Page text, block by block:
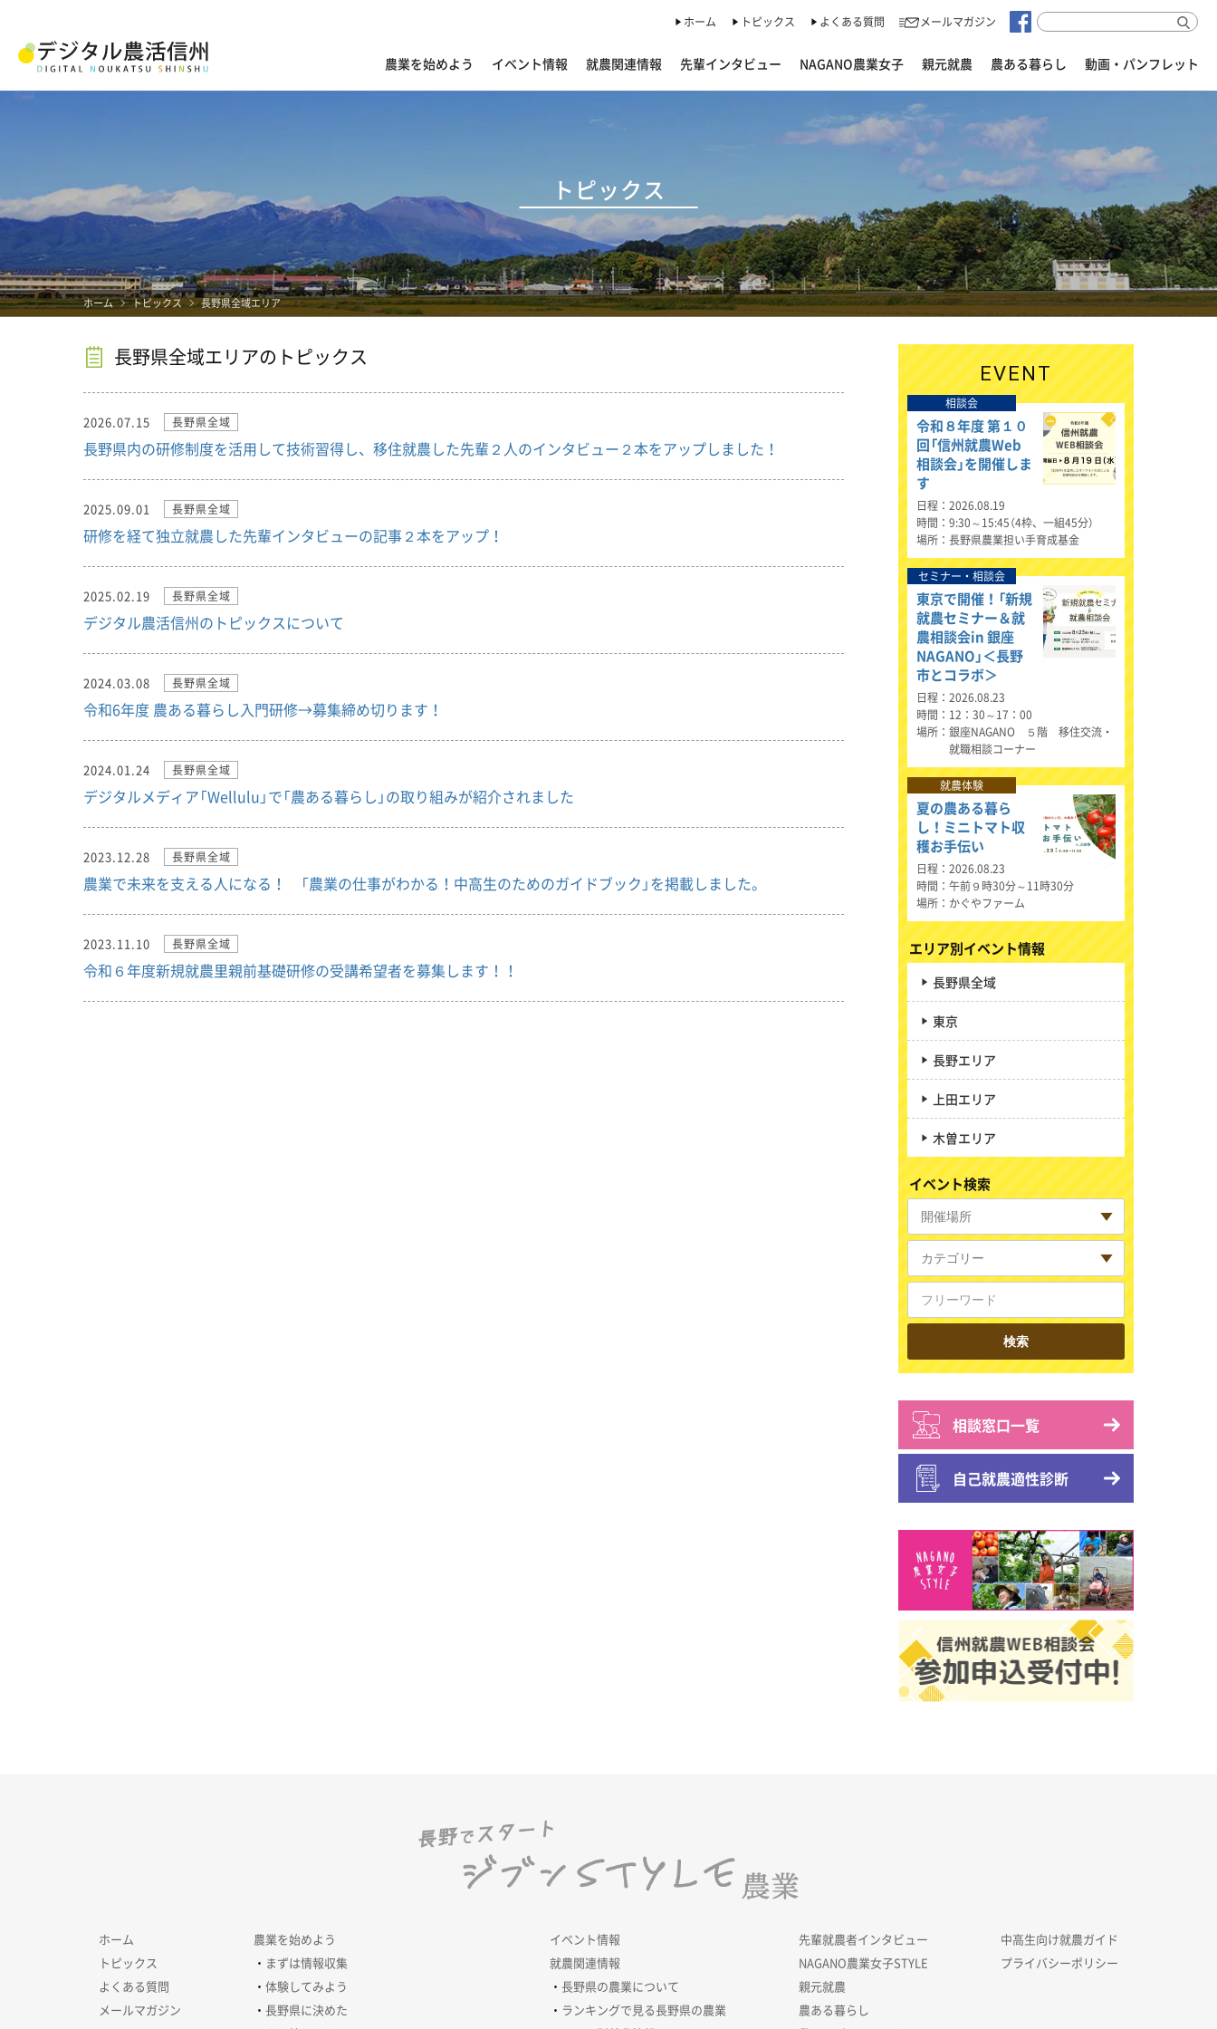
ホーム トピックス よくある質問 メールマガジン
農業を始めよう イベント情報 就農関連情報 先輩インタビュー NAGANO農業女子 親元就農 農ある暮らし 動画・パンフレット
トピックス
ホーム トピックス 長野県全域エリア
長野県全域エリアのトピックス
2026.07.15 長野県全域
長野県内の研修制度を活用して技術習得し、移住就農した先輩２人のインタビュー２本をアップしました！
2025.09.01 長野県全域
研修を経て独立就農した先輩インタビューの記事２本をアップ！
2025.02.19 長野県全域
デジタル農活信州のトピックスについて
2024.03.08 長野県全域
令和6年度 農ある暮らし入門研修→募集締め切ります！
2024.01.24 長野県全域
デジタルメディア「Wellulu」で「農ある暮らし」の取り組みが紹介されました
2023.12.28 長野県全域
農業で未来を支える人になる！ 「農業の仕事がわかる！中高生のためのガイドブック」を掲載しました。
2023.11.10 長野県全域
令和６年度新規就農里親前基礎研修の受講希望者を募集します！！
EVENT
相談会
令和８年度 第１０
回「信州就農Web
相談会」を開催しま
す
日程
2026.08.19
時間
9:30～15:45（4枠、一組45分）
場所
長野県農業担い手育成基金
セミナー・相談会
東京で開催！「新規
就農セミナー＆就
農相談会in 銀座
NAGANO」＜長野
市とコラボ＞
日程
2026.08.23
時間
12：30～17：00
場所
銀座NAGANO ５階 移住交流・
就職相談コーナー
就農体験
夏の農ある暮ら
し！ミニトマト収
穫お手伝い
日程
2026.08.23
時間
午前９時30分～11時30分
場所
かぐやファーム
エリア別イベント情報
長野県全域
東京
長野エリア
上田エリア
木曽エリア
イベント検索
相談窓口一覧
自己就農適性診断
ホーム
トピックス
よくある質問
メールマガジン
農業を始めよう
まずは情報収集
体験してみよう
長野県に決めた
イベント情報
就農関連情報
長野県の農業について
ランキングで見る長野県の農業
先輩就農者インタビュー
NAGANO農業女子STYLE
親元就農
農ある暮らし
中高生向け就農ガイド
プライバシーポリシー